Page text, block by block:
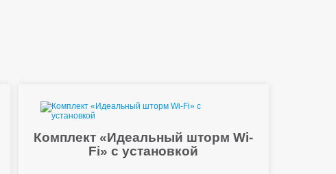
Комплект «Идеальный шторм Wi-
Fi» с установкой